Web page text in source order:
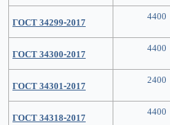
ГОСТ 34299-2017 4400
ГОСТ 34300-2017 4400
ГОСТ 34301-2017 2400
ГОСТ 34318-2017 4400